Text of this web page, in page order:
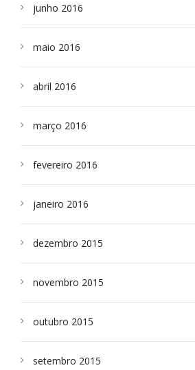
junho 2016
maio 2016
abril 2016
março 2016
fevereiro 2016
janeiro 2016
dezembro 2015
novembro 2015
outubro 2015
setembro 2015